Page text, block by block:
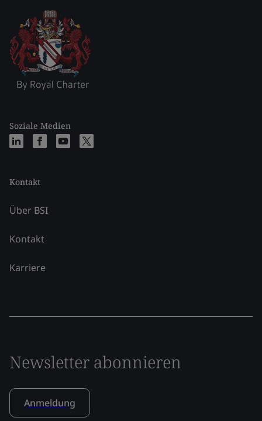
Soziale Medien
Kontakt
Über BSI
Kontakt
Karriere
Newsletter abonnieren
Anmeldung